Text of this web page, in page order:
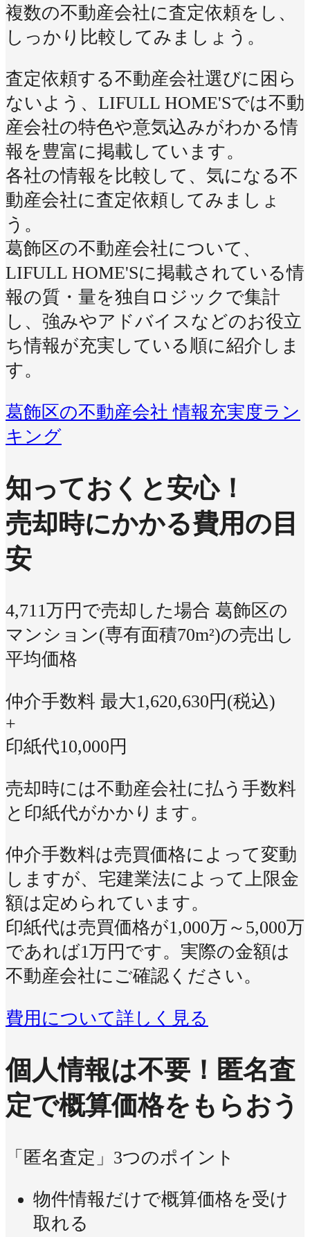
複数の不動産会社に査定依頼をし、
しっかり比較してみましょう。
査定依頼する不動産会社選びに困ら
ないよう、LIFULL HOME'Sでは不動
産会社の特色や意気込みがわかる情
報を豊富に掲載しています。
各社の情報を比較して、気になる不
動産会社に査定依頼してみましょ
う。
葛飾区の不動産会社について、
LIFULL HOME'Sに掲載されている情
報の質・量を独自ロジックで集計
し、強みやアドバイスなどのお役立
ち情報が充実している順に紹介しま
す。
葛飾区の不動産会社 情報充実度ラン
キング
知っておくと安心！
売却時にかかる費用の目
安
4,711万円で売却した場合 葛飾区の
マンション(専有面積70m²)の売出し
平均価格
仲介手数料 最大1,620,630円(税込)
+
印紙代10,000円
売却時には不動産会社に払う手数料
と印紙代がかかります。
仲介手数料は売買価格によって変動
しますが、宅建業法によって上限金
額は定められています。
印紙代は売買価格が1,000万～5,000万
であれば1万円です。実際の金額は
不動産会社にご確認ください。
費用について詳しく見る
個人情報は不要！ 匿名査
定で概算価格をもらおう
「匿名査定」3つのポイント
物件情報だけで概算価格を受け
取れる